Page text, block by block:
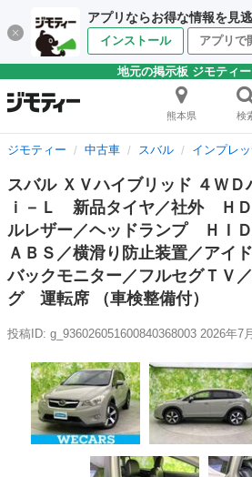
アプリならお得な情報を見
インストール アプリで
地元の掲示板 ジモティ
熊本県 検
ジモティー 中古車 スバル インプレ
スバル ＸＶハイブリッド ４ＷＤ
ｉ－Ｌ 新品タイヤ／社外 Ｈ
ルレザー／ヘッドランプ ＨＩ
ＡＢＳ／横滑り防止装置／アイ
バックモニター／フルセグＴＶ
グ 運転席 （車検整備付）
投稿ID: g_936026051600840368003 2026年7